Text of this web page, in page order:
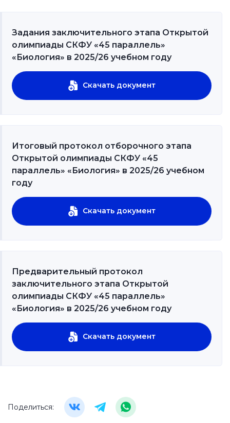
Задания заключительного этапа Открытой
олимпиады СКФУ «45 параллель»
«Биология» в 2025/26 учебном году
Скачать документ
Итоговый протокол отборочного этапа
Открытой олимпиады СКФУ «45
параллель» «Биология» в 2025/26 учебном
году
Скачать документ
Предварительный протокол
заключительного этапа Открытой
олимпиады СКФУ «45 параллель»
«Биология» в 2025/26 учебном году
Скачать документ
Поделиться: